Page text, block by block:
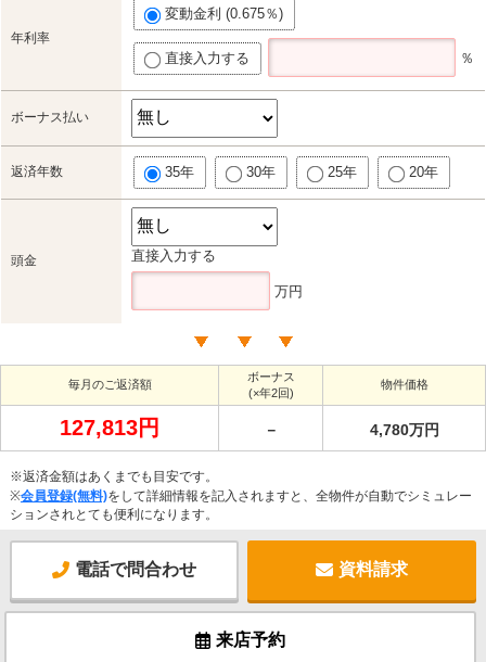
年利率
変動金利 (0.675％)
直接入力する ％
ボーナス払い
返済年数 35年 30年 25年 20年
頭金 直接入力する
万円
毎月のご返済額
ボーナス
(×年2回)
物件価格
127,813円 － 4,780万円
※返済金額はあくまでも目安です。
※会員登録(無料)をして詳細情報を記入されますと、全物件が自動でシミュレー
ションされとても便利になります。
電話で問合わせ 資料請求
来店予約